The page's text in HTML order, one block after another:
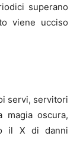
superano
viene ucciso
servi, servitori
magia oscura,
il X di danni